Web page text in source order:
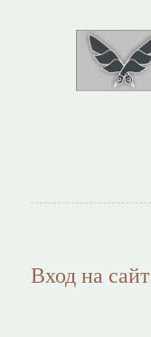
Вход на сайт